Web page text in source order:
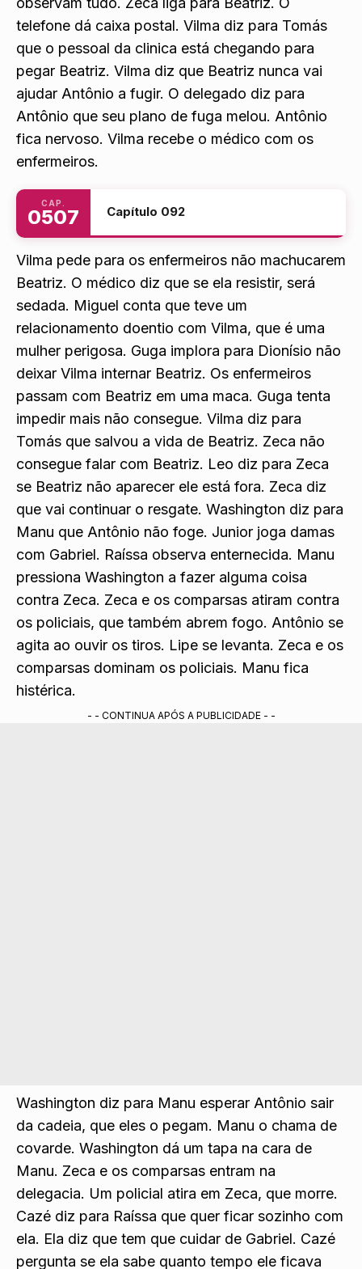
delegacia. Washington e Manu, de longe,
observam tudo. Zeca liga para Beatriz. O
telefone dá caixa postal. Vilma diz para Tomás
que o pessoal da clinica está chegando para
pegar Beatriz. Vilma diz que Beatriz nunca vai
ajudar Antônio a fugir. O delegado diz para
Antônio que seu plano de fuga melou. Antônio
fica nervoso. Vilma recebe o médico com os
enfermeiros.
0507
Vilma pede para os enfermeiros não machucarem
Beatriz. O médico diz que se ela resistir, será
sedada. Miguel conta que teve um
relacionamento doentio com Vilma, que é uma
mulher perigosa. Guga implora para Dionísio não
deixar Vilma internar Beatriz. Os enfermeiros
passam com Beatriz em uma maca. Guga tenta
impedir mais não consegue. Vilma diz para
Tomás que salvou a vida de Beatriz. Zeca não
consegue falar com Beatriz. Leo diz para Zeca
se Beatriz não aparecer ele está fora. Zeca diz
que vai continuar o resgate. Washington diz para
Manu que Antônio não foge. Junior joga damas
com Gabriel. Raíssa observa enternecida. Manu
pressiona Washington a fazer alguma coisa
contra Zeca. Zeca e os comparsas atiram contra
os policiais, que também abrem fogo. Antônio se
agita ao ouvir os tiros. Lipe se levanta. Zeca e os
comparsas dominam os policiais. Manu fica
Washington diz para Manu esperar Antônio sair
da cadeia, que eles o pegam. Manu o chama de
covarde. Washington dá um tapa na cara de
Manu. Zeca e os comparsas entram na
delegacia. Um policial atira em Zeca, que morre.
Cazé diz para Raíssa que quer ficar sozinho com